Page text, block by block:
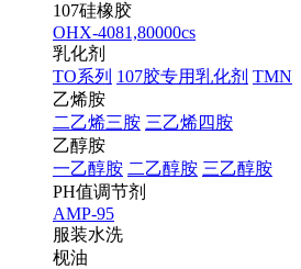
107硅橡胶
OHX-4081,80000cs
乳化剂
TO系列 107胶专用乳化剂 TMN
乙烯胺
二乙烯三胺 三乙烯四胺
乙醇胺
一乙醇胺 二乙醇胺 三乙醇胺
PH值调节剂
AMP-95
服装水洗
枧油